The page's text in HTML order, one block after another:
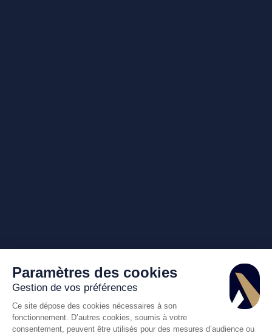
Paramètres des cookies
Gestion de vos préférences
Ce site dépose des cookies nécessaires à son
fonctionnement. D’autres cookies, soumis à votre
consentement, peuvent être utilisés pour des mesures d’audience ou